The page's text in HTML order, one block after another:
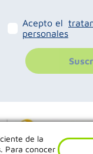
de la
Para conocer
Acepto el
personales